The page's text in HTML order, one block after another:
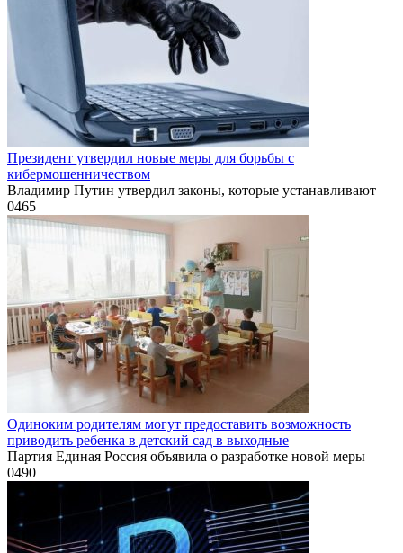
Президент утвердил новые меры для борьбы с
кибермошенничеством
Владимир Путин утвердил законы, которые устанавливают
0465
Одиноким родителям могут предоставить возможность
приводить ребенка в детский сад в выходные
Партия Единая Россия объявила о разработке новой меры
0490